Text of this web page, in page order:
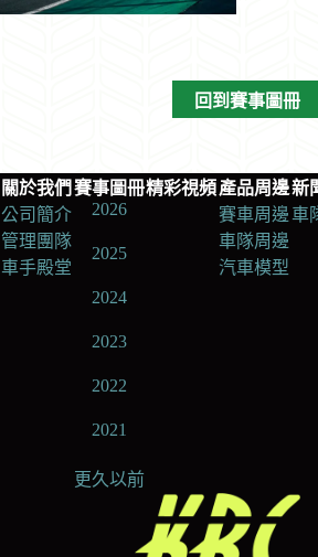
回到賽事圖冊
關於我們
公司簡介
管理團隊
車手殿堂
賽事圖冊
2026
2025
2024
2023
2022
2021
更久以前
精彩視頻產品周邊
賽車周邊
車隊周邊
汽車模型
新
車